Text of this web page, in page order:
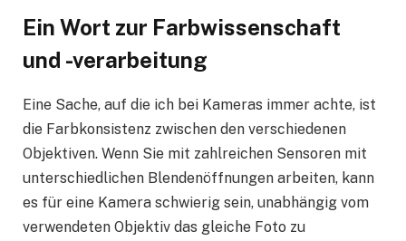
Ein Wort zur Farbwissenschaft
und -verarbeitung
Eine Sache, auf die ich bei Kameras immer achte, ist
die Farbkonsistenz zwischen den verschiedenen
Objektiven. Wenn Sie mit zahlreichen Sensoren mit
unterschiedlichen Blendenöffnungen arbeiten, kann
es für eine Kamera schwierig sein, unabhängig vom
verwendeten Objektiv das gleiche Foto zu